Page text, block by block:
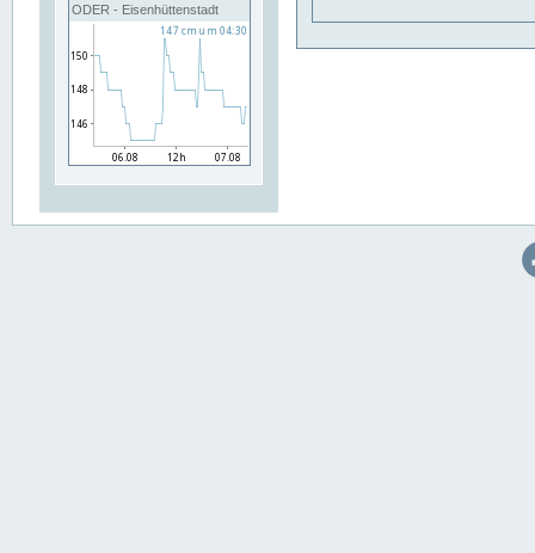
ODER - Eisenhüttenstadt